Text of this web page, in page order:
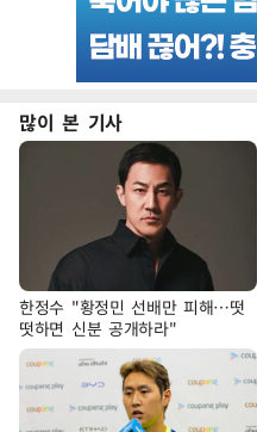
많이 본 기사
한정수 "황정민 선배만 피해…떳
떳하면 신분 공개하라"